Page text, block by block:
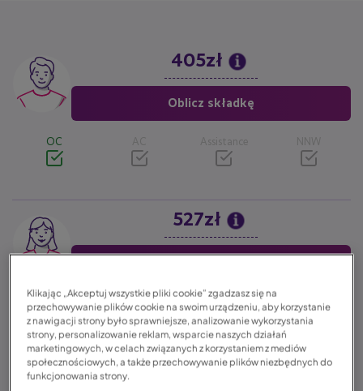
Image 405zł
Oblicz składkę
OC AC Assistance NNW
Image 527zł
OC Assistance
Image
Klikając „Akceptuj wszystkie pliki cookie” zgadzasz się na
przechowywanie plików cookie na swoim urządzeniu, aby korzystanie
z nawigacji strony było sprawniejsze, analizowanie wykorzystania
strony, personalizowanie reklam, wsparcie naszych działań
marketingowych, w celach związanych z korzystaniem z mediów
społecznościowych, a także przechowywanie plików niezbędnych do
funkcjonowania strony.